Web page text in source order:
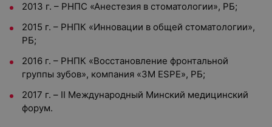
2013 г. – РНПС «Анестезия в стоматологии», РБ;
2015 г. – РНПК «Инновации в общей стоматологии»,
РБ;
2016 г. – РНПК «Восстановление фронтальной
группы зубов», компания «3M ESPE», РБ;
2017 г. – II Международный Минский медицинский
форум.